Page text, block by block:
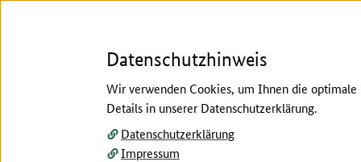
Menü
Datenschutzhinweis
Wir verwenden Cookies, um Ihnen die
Details in unserer Datenschutzerklärung.
Datenschutzerklärung
Impressum